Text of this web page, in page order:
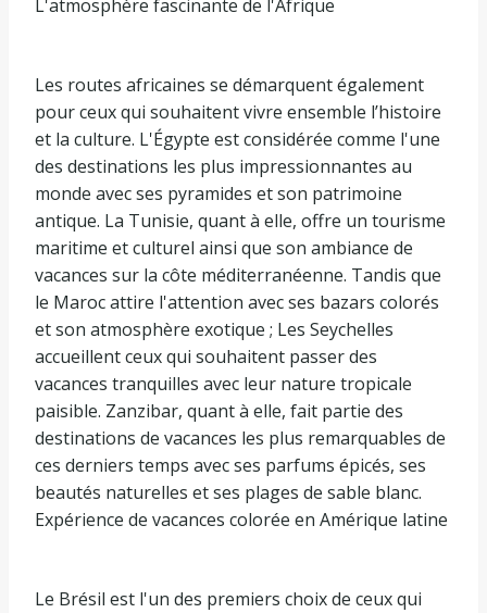
L'atmosphère fascinante de l'Afrique
Les routes africaines se démarquent également
pour ceux qui souhaitent vivre ensemble l’histoire
et la culture. L'Égypte est considérée comme l'une
des destinations les plus impressionnantes au
monde avec ses pyramides et son patrimoine
antique. La Tunisie, quant à elle, offre un tourisme
maritime et culturel ainsi que son ambiance de
vacances sur la côte méditerranéenne. Tandis que
le Maroc attire l'attention avec ses bazars colorés
et son atmosphère exotique ; Les Seychelles
accueillent ceux qui souhaitent passer des
vacances tranquilles avec leur nature tropicale
paisible. Zanzibar, quant à elle, fait partie des
destinations de vacances les plus remarquables de
ces derniers temps avec ses parfums épicés, ses
beautés naturelles et ses plages de sable blanc.
Expérience de vacances colorée en Amérique latine
Le Brésil est l'un des premiers choix de ceux qui